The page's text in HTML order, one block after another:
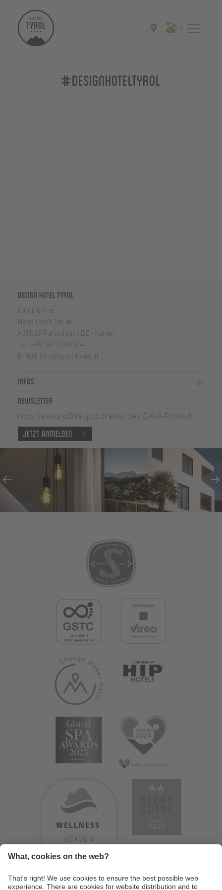
#designhoteltyrol
Design Hotel Tyrol
Familie Frei
Hans-Guet-Str. 40
I-39020 Partschins - BZ - Italien
Tel. +39 0473 967654
E-Mail: info@tyrol-hotel.it
Infos
Newsletter
Infos, News und Biketipps direkt in dein E-Mail-Postfach!
Jetzt anmelden
WELLNESS
HEAVEN
TESTERGEBNIS: